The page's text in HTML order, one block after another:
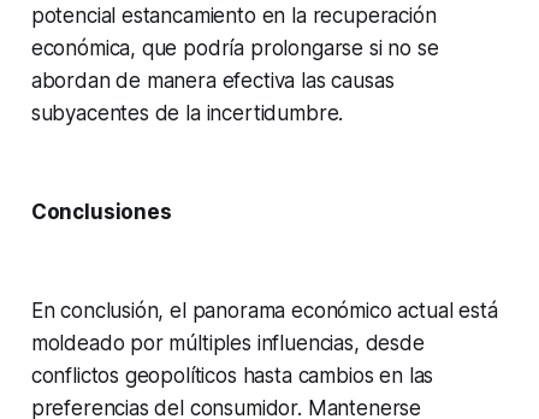
potencial estancamiento en la recuperación
económica, que podría prolongarse si no se
abordan de manera efectiva las causas
subyacentes de la incertidumbre.
Conclusiones
En conclusión, el panorama económico actual está
moldeado por múltiples influencias, desde
conflictos geopolíticos hasta cambios en las
preferencias del consumidor. Mantenerse